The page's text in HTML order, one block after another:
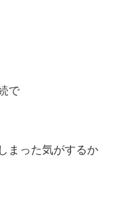
で
まった気がするか